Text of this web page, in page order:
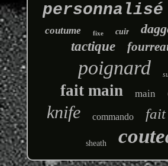
personnalisé
coutume fixe cuir
tactique
poignard
fait main main
knife commando fait
sheath